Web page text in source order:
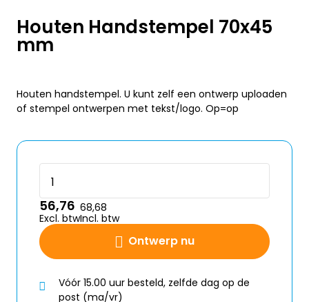
Houten Handstempel 70x45
mm
Houten handstempel. U kunt zelf een ontwerp uploaden
of stempel ontwerpen met tekst/logo. Op=op
Ontwerp nu
56,76
Excl. btw
68,68
Incl. btw
Vóór 15.00 uur besteld, zelfde dag op de
post (ma/vr)